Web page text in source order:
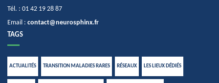
Tél. : 01 42 19 28 87
Email : contact@neurosphinx.fr
TAGS
ACTUALITÉS TRANSITION MALADIES RARES RÉSEAUX LES LIEUX DÉDIÉS